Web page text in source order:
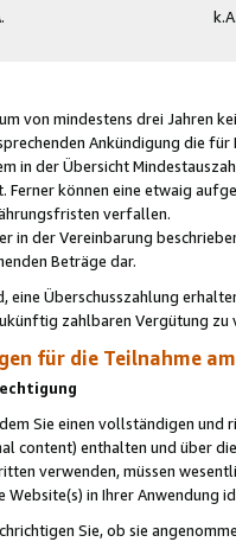
von mindestens drei Jahren
Ankündigung die
in der Übersicht
können eine etwaig
verfallen.
in der Vereinbarung
Beträge dar.
eine Überschusszahlung
zahlbaren Vergütung zu
für die Teilnahme
Sie einen vollständigen
content) enthalten und über
verwenden, müssen
Website(s) in Ihrer Anwendung
Sie, ob sie